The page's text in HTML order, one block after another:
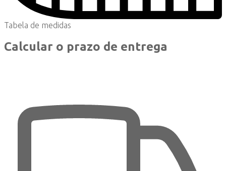
Tabela de medidas
Calcular o prazo de entrega